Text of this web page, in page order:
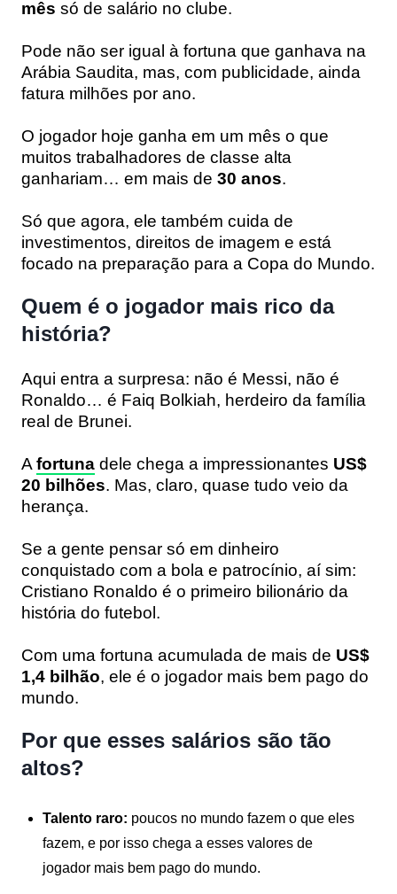
mês só de salário no clube.
Pode não ser igual à fortuna que ganhava na
Arábia Saudita, mas, com publicidade, ainda
fatura milhões por ano.
O jogador hoje ganha em um mês o que
muitos trabalhadores de classe alta
ganhariam… em mais de 30 anos.
Só que agora, ele também cuida de
investimentos, direitos de imagem e está
focado na preparação para a Copa do Mundo.
Quem é o jogador mais rico da
história?
Aqui entra a surpresa: não é Messi, não é
Ronaldo… é Faiq Bolkiah, herdeiro da família
real de Brunei.
A fortuna dele chega a impressionantes US$
20 bilhões. Mas, claro, quase tudo veio da
herança.
Se a gente pensar só em dinheiro
conquistado com a bola e patrocínio, aí sim:
Cristiano Ronaldo é o primeiro bilionário da
história do futebol.
Com uma fortuna acumulada de mais de US$
1,4 bilhão, ele é o jogador mais bem pago do
mundo.
Por que esses salários são tão
altos?
Talento raro: poucos no mundo fazem o que eles
fazem, e por isso chega a esses valores de
jogador mais bem pago do mundo.